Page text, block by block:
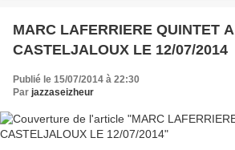
MARC LAFERRIERE QUINTET A
CASTELJALOUX LE 12/07/2014
Publié le 15/07/2014 à 22:30
Par jazzaseizheur